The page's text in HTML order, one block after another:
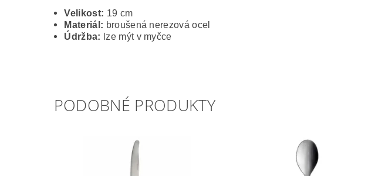
Velikost: 19 cm
Materiál: broušená nerezová ocel
Údržba: lze mýt v myčce
PODOBNÉ PRODUKTY